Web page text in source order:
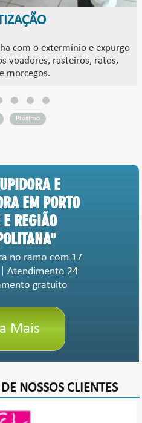
com o extermínio e expurgo
voadores, rasteiros, ratos,
morcegos.
Próximo
E
EM PORTO
REGIÃO
no ramo com 17
Atendimento 24
gratuito
Mais
NOSSOS CLIENTES